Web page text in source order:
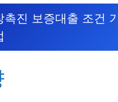
진 보증대출 조건